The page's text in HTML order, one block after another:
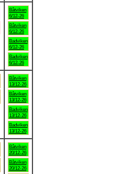
Båtviken
6/12-26
Båtviken
6/12-26
Badviken
6/12-26
Badviken
6/12-26
Båtviken
13/12-26
Båtviken
13/12-26
Badviken
13/12-26
Badviken
13/12-26
Båtviken
20/12-26
Båtviken
20/12-26